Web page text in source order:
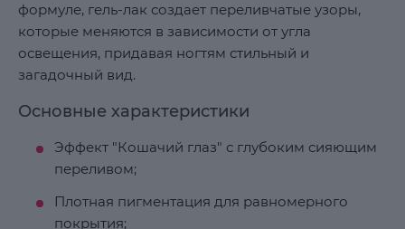
формуле, гель-лак создает переливчатые узоры,
которые меняются в зависимости от угла
освещения, придавая ногтям стильный и
загадочный вид.
Основные характеристики
Эффект "Кошачий глаз" с глубоким сияющим
переливом;
Плотная пигментация для равномерного
покрытия;